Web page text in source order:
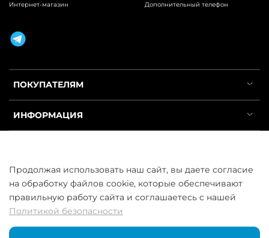
ПОКУПАТЕЛЯМ
ИНФОРМАЦИЯ
Интернет-магазин Дополнительный телефон
ООО «ГосСнабРезерв» © 2013–2026 - Продажа труб оптом и в
розницу
Продолжая использовать наш сайт, вы даете согласие
на обработку файлов cookie, которые обеспечивают
правильную работу сайта и соглашаетесь с нашей
Политикой безопасности